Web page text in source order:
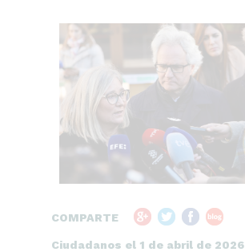
COMPARTE
Ciudadanos el 1 de abril de 2026